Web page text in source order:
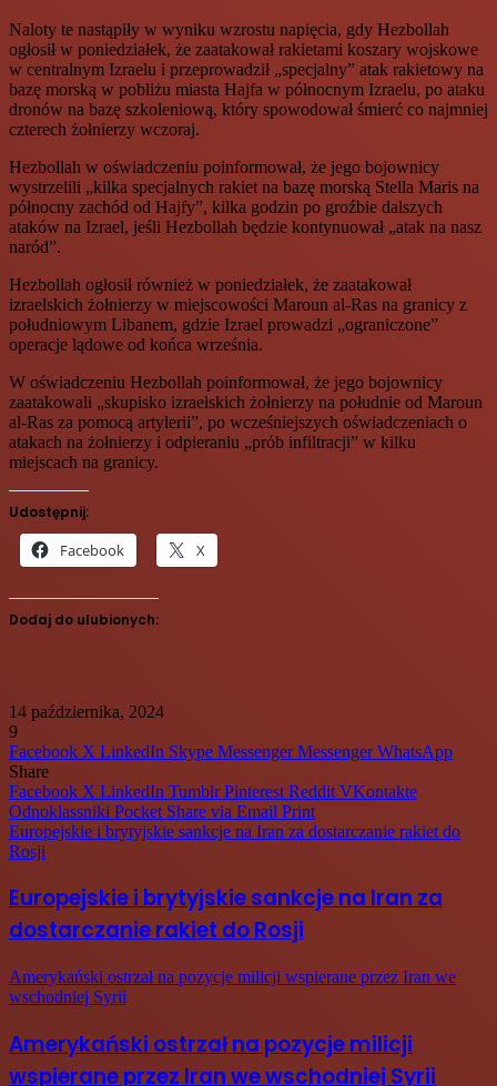
Naloty te nastąpiły w wyniku wzrostu napięcia, gdy Hezbollah
ogłosił w poniedziałek, że zaatakował rakietami koszary wojskowe
w centralnym Izraelu i przeprowadził „specjalny” atak rakietowy na
bazę morską w pobliżu miasta Hajfa w północnym Izraelu, po ataku
dronów na bazę szkoleniową, który spowodował śmierć co najmniej
czterech żołnierzy wczoraj.
Hezbollah w oświadczeniu poinformował, że jego bojownicy
wystrzelili „kilka specjalnych rakiet na bazę morską Stella Maris na
północny zachód od Hajfy”, kilka godzin po groźbie dalszych
ataków na Izrael, jeśli Hezbollah będzie kontynuował „atak na nasz
naród”.
Hezbollah ogłosił również w poniedziałek, że zaatakował
izraelskich żołnierzy w miejscowości Maroun al-Ras na granicy z
południowym Libanem, gdzie Izrael prowadzi „ograniczone”
operacje lądowe od końca września.
W oświadczeniu Hezbollah poinformował, że jego bojownicy
zaatakowali „skupisko izraelskich żołnierzy na południe od Maroun
al-Ras za pomocą artylerii”, po wcześniejszych oświadczeniach o
atakach na żołnierzy i odpieraniu „prób infiltracji” w kilku
miejscach na granicy.
Udostępnij:
Facebook X
Dodaj do ulubionych:
14 października, 2024
9
Facebook X LinkedIn Skype Messenger Messenger WhatsApp
Share
Facebook X LinkedIn Tumblr Pinterest Reddit VKontakte
Odnoklassniki Pocket Share via Email Print
Europejskie i brytyjskie sankcje na Iran za dostarczanie rakiet do
Rosji
Europejskie i brytyjskie sankcje na Iran za
dostarczanie rakiet do Rosji
Amerykański ostrzał na pozycje milicji wspierane przez Iran we
wschodniej Syrii
Amerykański ostrzał na pozycje milicji
wspierane przez Iran we wschodniej Syrii